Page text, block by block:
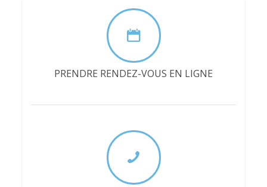
PRENDRE RENDEZ-VOUS EN LIGNE